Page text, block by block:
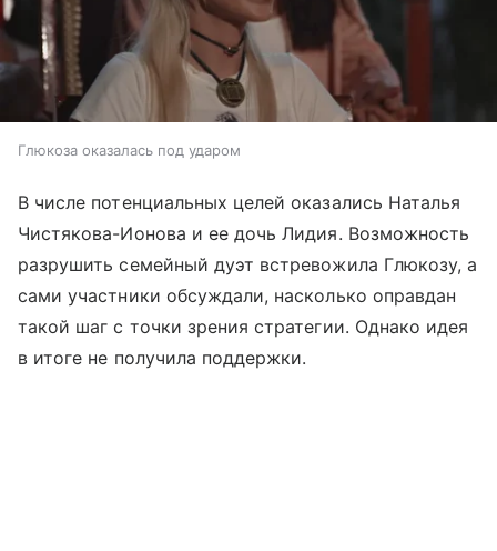
Глюкоза оказалась под ударом
В числе потенциальных целей оказались Наталья
Чистякова-Ионова и ее дочь Лидия. Возможность
разрушить семейный дуэт встревожила Глюкозу, а
сами участники обсуждали, насколько оправдан
такой шаг с точки зрения стратегии. Однако идея
в итоге не получила поддержки.